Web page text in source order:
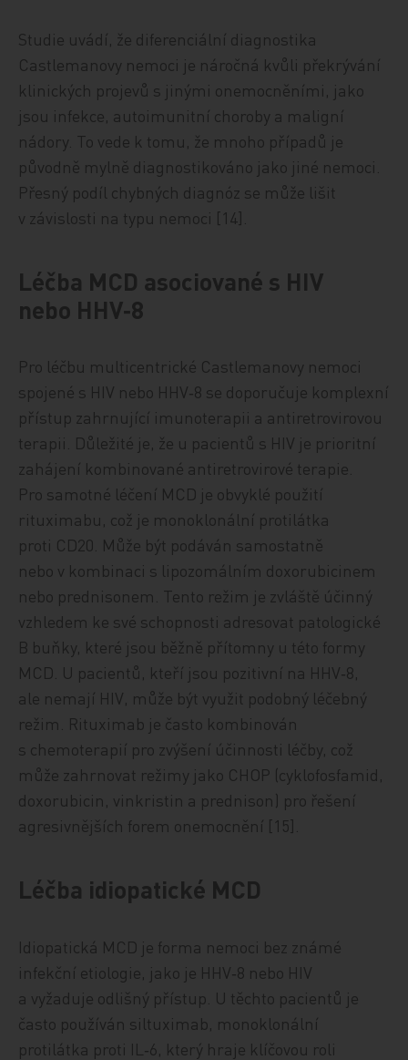
Studie uvádí, že diferenciální diagnostika
Castlemanovy nemoci je náročná kvůli překrývání
klinických projevů s jinými onemocněními, jako
jsou infekce, autoimunitní choroby a maligní
nádory. To vede k tomu, že mnoho případů je
původně mylně diagnostikováno jako jiné nemoci.
Přesný podíl chybných diagnóz se může lišit
v závislosti na typu nemoci [14].
Léčba MCD asociované s HIV
nebo HHV‑8
Pro léčbu multicentrické Castlemanovy nemoci
spojené s HIV nebo HHV‑8 se doporučuje komplexní
přístup zahrnující imunoterapii a antiretrovirovou
terapii. Důležité je, že u pacientů s HIV je prioritní
zahájení kombinované antiretrovirové terapie.
Pro samotné léčení MCD je obvyklé použití
rituximabu, což je monoklonální protilátka
proti CD20. Může být podáván samostatně
nebo v kombinaci s lipozomálním doxorubicinem
nebo prednisonem. Tento režim je zvláště účinný
vzhledem ke své schopnosti adresovat patologické
B buňky, které jsou běžně přítomny u této formy
MCD. U pacientů, kteří jsou pozitivní na HHV‑8,
ale nemají HIV, může být využit podobný léčebný
režim. Rituximab je často kombinován
s chemoterapií pro zvýšení účinnosti léčby, což
může zahrnovat režimy jako CHOP (cyklofosfamid,
doxorubicin, vinkristin a prednison) pro řešení
agresivnějších forem onemocnění [15].
Léčba idiopatické MCD
Idiopatická MCD je forma nemoci bez známé
infekční etiologie, jako je HHV‑8 nebo HIV
a vyžaduje odlišný přístup. U těchto pacientů je
často používán siltuximab, monoklonální
protilátka proti IL‑6, který hraje klíčovou roli